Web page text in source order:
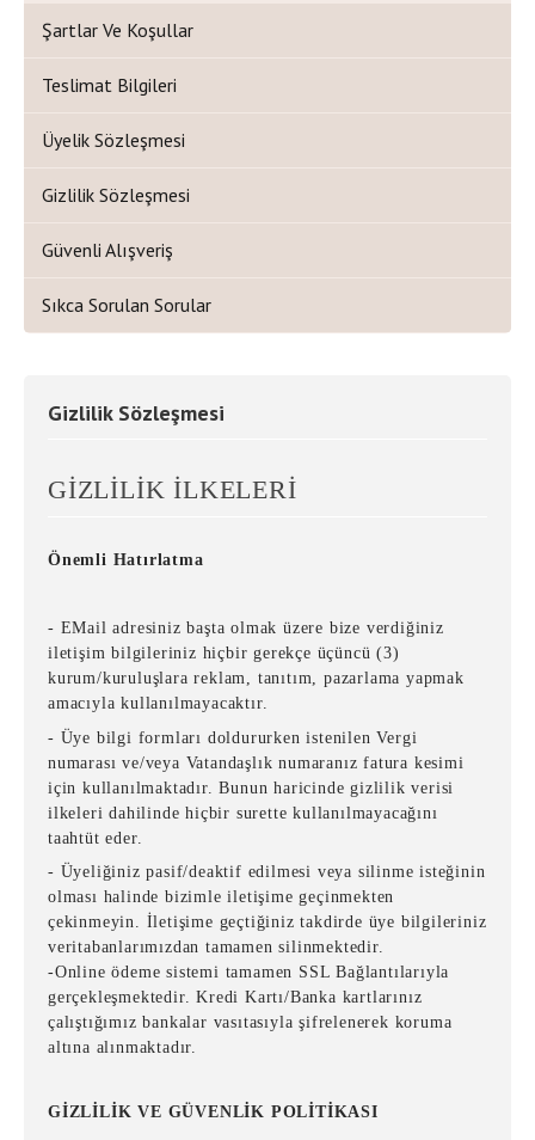
Şartlar Ve Koşullar
Teslimat Bilgileri
Üyelik Sözleşmesi
Gizlilik Sözleşmesi
Güvenli Alışveriş
Sıkca Sorulan Sorular
Gizlilik Sözleşmesi
GİZLİLİK İLKELERİ
Önemli Hatırlatma
- EMail adresiniz başta olmak üzere bize verdiğiniz
iletişim bilgileriniz hiçbir gerekçe üçüncü (3)
kurum/kuruluşlara reklam, tanıtım, pazarlama yapmak
amacıyla kullanılmayacaktır.
- Üye bilgi formları doldururken istenilen Vergi
numarası ve/veya Vatandaşlık numaranız fatura kesimi
için kullanılmaktadır. Bunun haricinde gizlilik verisi
ilkeleri dahilinde hiçbir surette kullanılmayacağını
taahtüt eder.
- Üyeliğiniz pasif/deaktif edilmesi veya silinme isteğinin
olması halinde bizimle iletişime geçinmekten
çekinmeyin. İletişime geçtiğiniz takdirde üye bilgileriniz
veritabanlarımızdan tamamen silinmektedir.
-Online ödeme sistemi tamamen SSL Bağlantılarıyla
gerçekleşmektedir. Kredi Kartı/Banka kartlarınız
çalıştığımız bankalar vasıtasıyla şifrelenerek koruma
altına alınmaktadır.
GİZLİLİK VE GÜVENLİK POLİTİKASI